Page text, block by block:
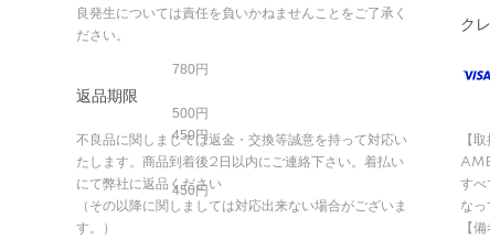
780円
500円
450円
450円
良発生については責任を負いかねませんことをご了承く
ださい。
返品期限
不良品に関しましては返金・交換等誠意を持って対応い
たします。商品到着後2日以内にご連絡下さい。着払い
にて弊社に返品ください
（その以降に関しましては対応出来ない場合がございま
す。）
ク
【
すべ
なっ
【備